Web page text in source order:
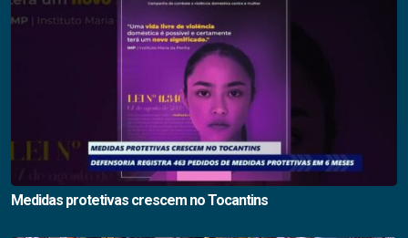
Medidas protetivas crescem no Tocantins